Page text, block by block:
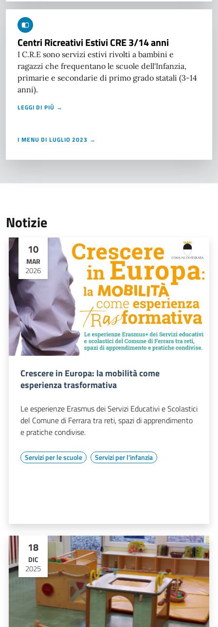
Centri Ricreativi Estivi CRE 3/14 anni
I C.R.E sono servizi estivi rivolti a bambini e
ragazzi che frequentano le scuole dell'Infanzia,
primarie e secondarie di primo grado statali (3-14
anni).
LEGGI DI PIÙ →
I MENU DI LUGLIO 2023 →
Notizie
10
MAR
2026
Crescere in Europa: la mobilità come
esperienza trasformativa
Le esperienze Erasmus dei Servizi Educativi e Scolastici
del Comune di Ferrara tra reti, spazi di apprendimento
e pratiche condivise.
Servizi per le scuole Servizi per l'infanzia
18
DIC
2025